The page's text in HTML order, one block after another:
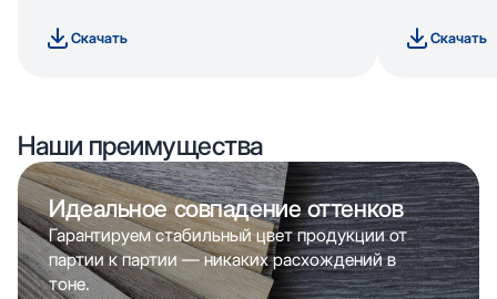
Скачать Скачать
Наши преимущества
Идеальное совпадение оттенков
Гарантируем стабильный цвет продукции от
партии к партии — никаких расхождений в
тоне.